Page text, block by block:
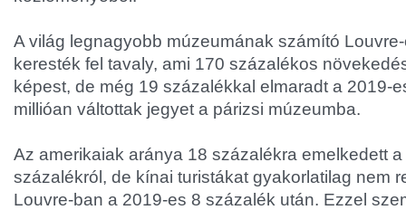
A világ legnagyobb múzeumának számító
keresték fel tavaly, ami 170 százalékos
képest, de még 19 százalékkal elmaradt a 2019-
millióan váltottak jegyet a párizsi múzeumba.
Az amerikaiak aránya 18 százalékra emelkedett
százalékról, de kínai turistákat gyakorlatilag nem
Louvre-ban a 2019-es 8 százalék után. Ezzel